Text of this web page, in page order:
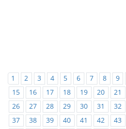
1 2 3 4 5 6 7 8 9
15
16 17 18 19 20 21
26
27 28 29 30 31 32
37
38 39 40 41 42 43